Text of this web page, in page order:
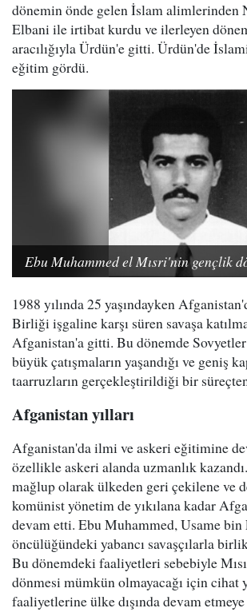
dönemin önde gelen İslam alimlerinden
Elbani ile irtibat kurdu ve ilerleyen
aracılığıyla Ürdün'e gitti. Ürdün'de
eğitim gördü.
Ebu Muhammed el Mısri'nin gençlik
1988 yılında 25 yaşındayken
Birliği işgaline karşı süren savaşa
Afganistan'a gitti. Bu dönemde
büyük çatışmaların yaşandığı ve geniş
taarruzların gerçekleştirildiği bir
Afganistan yılları
Afganistan'da ilmi ve askeri eğitimine
özellikle askeri alanda uzmanlık
mağlup olarak ülkeden geri çekilene ve
komünist yönetim de yıkılana kadar
devam etti. Ebu Muhammed, Usame
öncülüğündeki yabancı savaşçılarla
Bu dönemdeki faaliyetleri sebebiyle
dönmesi mümkün olmayacağı için cihat
faaliyetlerine ülke dışında devam